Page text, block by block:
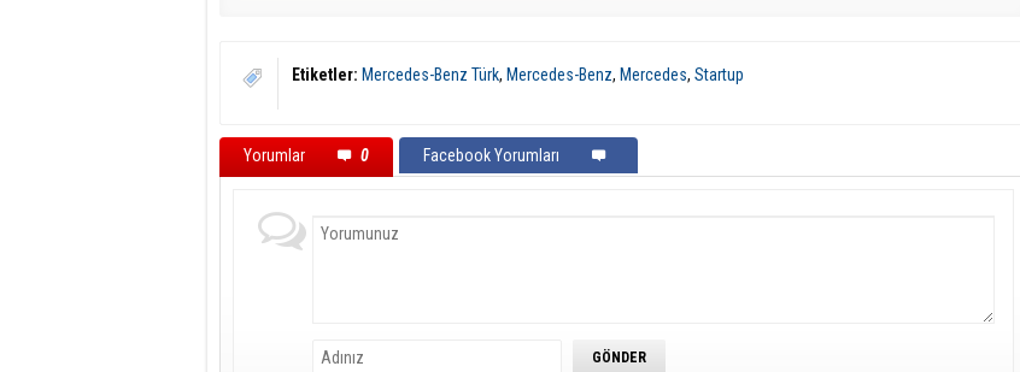
Etiketler: Mercedes-Benz Türk, Mercedes-Benz, Mercedes, Startup
Yorumlar 0 Facebook Yorumları